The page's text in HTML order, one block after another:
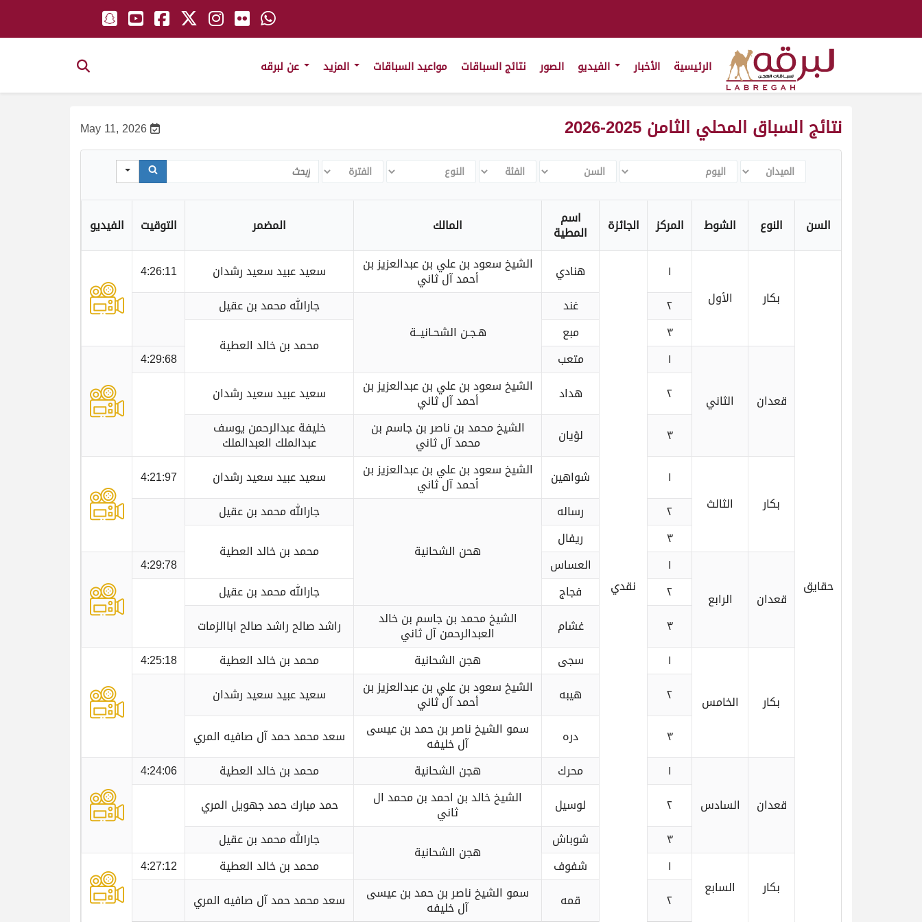
الرئيسية الأخبار الصور نتائج السباقات مواعيد السباقات
May 11, 2026 نتائج السباق المحلي الثامن 2025-2026
الميدان اليوم السن الفئة النوع الفترة Search
السن النوع الشوط المركز الجائزة اسم
المطية المالك المضمر التوقيت الفيديو
حقايق
بكار الأول
١
نقدي
هنادي الشيخ سعود بن علي بن عبدالعزيز بن
أحمد آل ثاني سعيد عبيد سعيد رشدان
4:26:11
٢
غند
هـجـن الشحـانيــة
جارالله محمد بن عقيل
٣
مبع
محمد بن خالد العطية
قعدان الثاني
١ متعب
4:29:68
٢
هداد الشيخ سعود بن علي بن عبدالعزيز بن
أحمد آل ثاني
سعيد عبيد سعيد رشدان
٣
لؤيان الشيخ محمد بن ناصر بن جاسم بن
محمد آل ثاني
خليفة عبدالرحمن يوسف
عبدالملك العبدالملك
بكار الثالث
١ شواهين الشيخ سعود بن علي بن عبدالعزيز بن
أحمد آل ثاني سعيد عبيد سعيد رشدان
4:21:97
٢
رساله
هحن الشحانية
جارالله محمد بن عقيل
٣
ريفال
محمد بن خالد العطية
قعدان الرابع
١ العساس
4:29:78
٢
فجاج
جارالله محمد بن عقيل
٣
غشام الشيخ محمد بن جاسم بن خالد
العبدالرحمن آل ثاني راشد صالح راشد صالح اباالزمات
بكار الخامس
١ سجى هجن الشحانية محمد بن خالد العطية
4:25:18
٢
هيبه الشيخ سعود بن علي بن عبدالعزيز بن
أحمد آل ثاني
سعيد عبيد سعيد رشدان
٣
دره سمو الشيخ ناصر بن حمد بن عيسى
آل خليفه سعد محمد حمد آل صافيه المري
قعدان السادس
١ محرك هجن الشحانية محمد بن خالد العطية
4:24:06
٢
لوسيل الشيخ خالد بن احمد بن محمد ال
ثاني
حمد مبارك حمد جهويل المري
٣
شوباش
هجن الشحانية
جارالله محمد بن عقيل
بكار السابع
١ شفوف محمد بن خالد العطية
4:27:12
٢
قمه سمو الشيخ ناصر بن حمد بن عيسى
آل خليفه سعد محمد حمد آل صافيه المري